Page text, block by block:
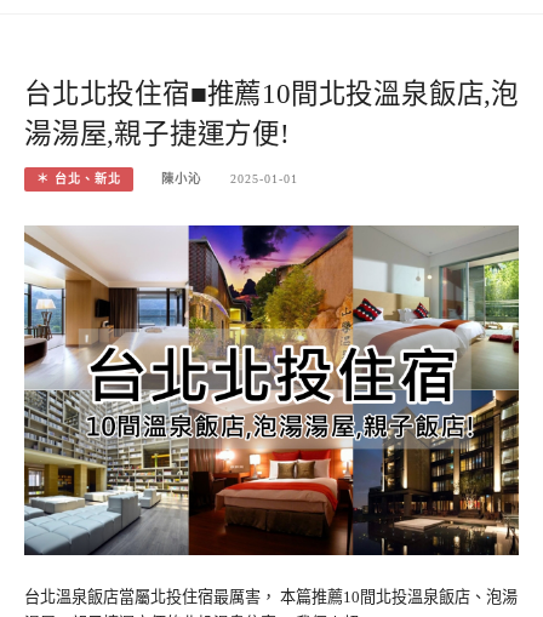
台北北投住宿■推薦10間北投溫泉飯店,泡
湯湯屋,親子捷運方便!
＊ 台北、新北 陳小沁 2025-01-01
台北溫泉飯店當屬北投住宿最厲害， 本篇推薦10間北投溫泉飯店、泡湯